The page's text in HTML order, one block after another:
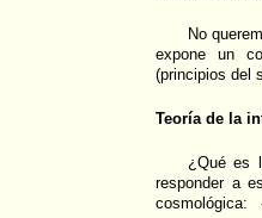
No
expone un
(principios del
Teoría de la
¿Qué es
responder a